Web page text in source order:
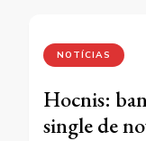
NOTÍCIAS
Hocnis:
single de